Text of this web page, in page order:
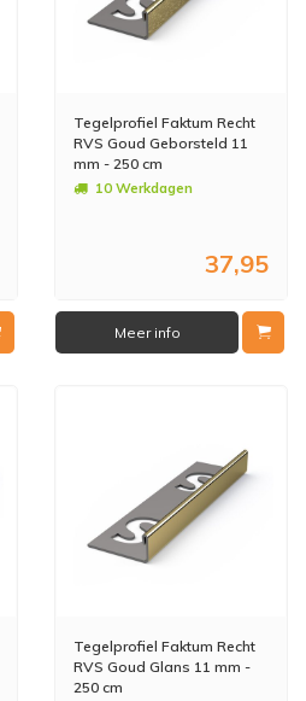
Tegelprofiel Faktum Recht
RVS Goud Geborsteld 11
mm - 250 cm
10 Werkdagen
37,95
Meer info
Tegelprofiel Faktum Recht
RVS Goud Glans 11 mm -
250 cm